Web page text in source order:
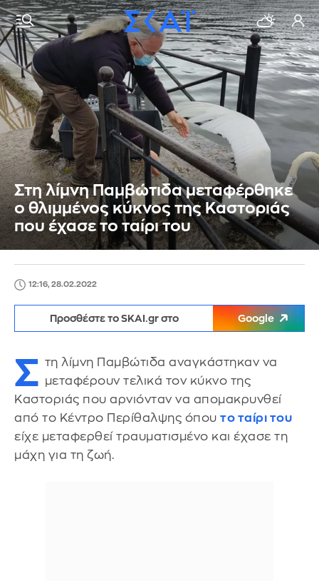
Στη λίμνη Παμβώτιδα μεταφέρθηκε
ο θλιμμένος κύκνος της Καστοριάς
που έχασε το ταίρι του
12:16, 28.02.2022
Προσθέστε το SKAI.gr στο Google
Σ τη λίμνη Παμβώτιδα αναγκάστηκαν να
μεταφέρουν τελικά τον κύκνο της
Καστοριάς που αρνιόνταν να απομακρυνθεί
από το Κέντρο Περίθαλψης όπου το ταίρι του
είχε μεταφερθεί τραυματισμένο και έχασε τη
μάχη για τη ζωή.